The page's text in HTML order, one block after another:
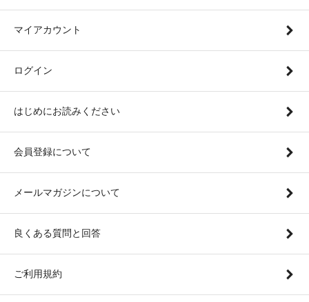
マイアカウント
ログイン
はじめにお読みください
会員登録について
メールマガジンについて
良くある質問と回答
ご利用規約